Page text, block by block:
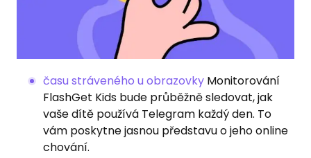
času stráveného u obrazovky Monitorování
FlashGet Kids bude průběžně sledovat, jak
vaše dítě používá Telegram každý den. To
vám poskytne jasnou představu o jeho online
chování.